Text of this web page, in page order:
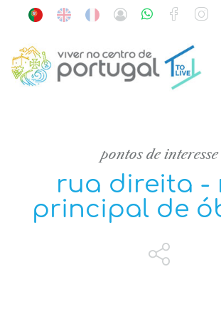
pontos de interesse
rua direita -
principal de